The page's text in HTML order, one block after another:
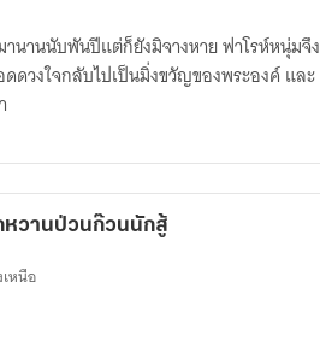
นานนับพันปีแต่ก็ยังมิจางหาย ฟาโรห์หนุ่มจึง
ดวงใจกลับไปเป็นมิ่งขวัญของพระองค์ และ
of love รักหวานป่วนก๊วนนักสู้
หนือ